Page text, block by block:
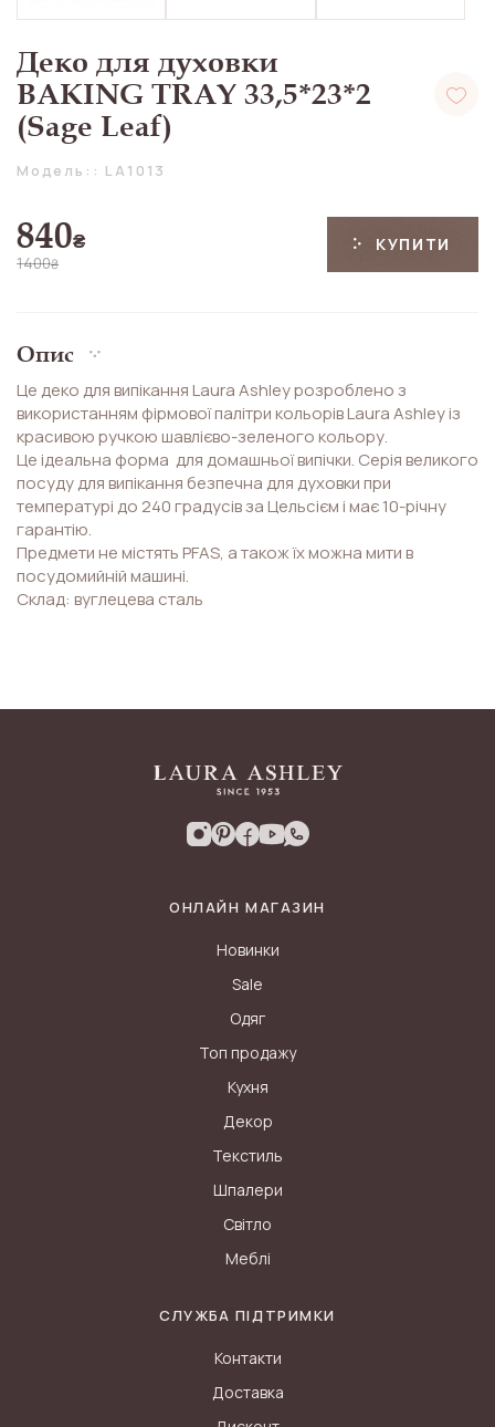
Деко для духовки
BAKING TRAY 33,5*23*2
(Sage Leaf)
Модель:: LA1013
840₴
1400₴
КУПИТИ
Опис
Це деко для випікання Laura Ashley розроблено з
використанням фірмової палітри кольорів Laura Ashley із
красивою ручкою шавлієво-зеленого кольору.
Це ідеальна форма для домашньої випічки. Серія великого
посуду для випікання безпечна для духовки при
температурі до 240 градусів за Цельсієм і має 10-річну
гарантію.
Предмети не містять PFAS, а також їх можна мити в
посудомийній машині.
Склад: вуглецева сталь
ОНЛАЙН МАГАЗИН
Новинки
Sale
Одяг
Топ продажу
Кухня
Декор
Текстиль
Шпалери
Світло
Меблі
СЛУЖБА ПІДТРИМКИ
Контакти
Доставка